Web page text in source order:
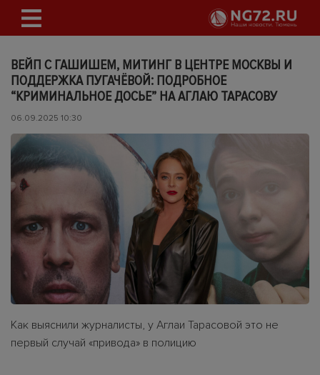
ВЕЙП С ГАШИШЕМ, МИТИНГ В ЦЕНТРЕ МОСКВЫ И
ПОДДЕРЖКА ПУГАЧЁВОЙ: ПОДРОБНОЕ
“КРИМИНАЛЬНОЕ ДОСЬЕ” НА АГЛАЮ ТАРАСОВУ
06.09.2025 10:30
Как выяснили журналисты, у Аглаи Тарасовой это не
первый случай «привода» в полицию